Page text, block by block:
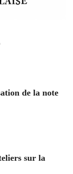
de la note
sur la